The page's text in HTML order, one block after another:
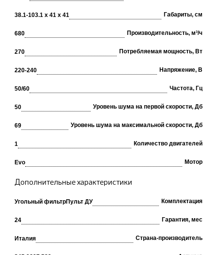
38.1-103.1 х 41 х 41 Габариты, см
680 Производительность, м³/ч
270 Потребляемая мощность, Вт
220-240 Напряжение, В
50/60 Частота, Гц
50 Уровень шума на первой скорости, Дб
69 Уровень шума на максимальной скорости, Дб
1 Количество двигателей
Evo Мотор
Дополнительные характеристики
Угольный фильтрПульт ДУ Комплектация
24 Гарантия, мес
Италия Cтрана-производитель